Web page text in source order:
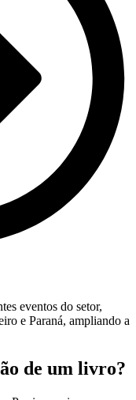
eventos do setor,
e Paraná, ampliando a
de um livro?